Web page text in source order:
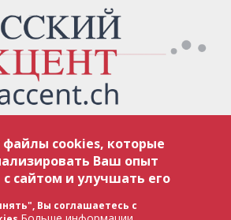
Швейцарии об авторском праве и
Полное или частичное использование
с разрешения редакции. В случае полного
материалов сайта rusaccent.ch,
на конкретный заимствованный
редакцией rusaccent.ch, являются
Полное или частичное
файлы cookies, которые
Ваш опыт
сайтом и улучшать его
Вы соглашаетесь с